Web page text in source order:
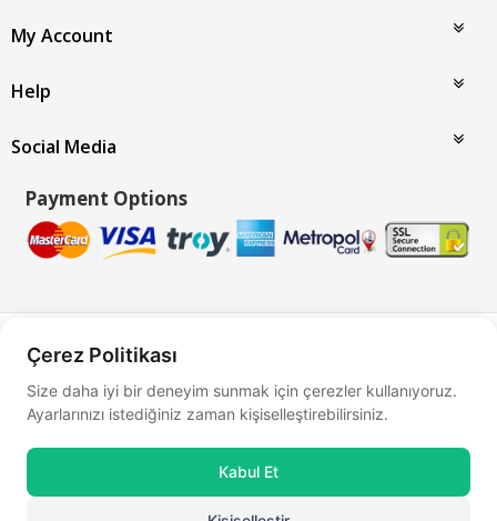
My Account
Help
Social Media
Payment Options
Çerez Politikası
Size daha iyi bir deneyim sunmak için çerezler kullanıyoruz.
Ayarlarınızı istediğiniz zaman kişiselleştirebilirsiniz.
Kabul Et